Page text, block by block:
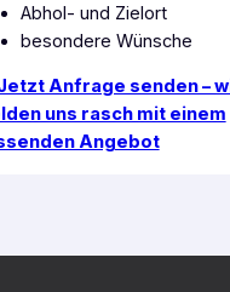
Abhol- und Zielort
besondere Wünsche
Anfrage senden –
uns rasch mit einem
Angebot